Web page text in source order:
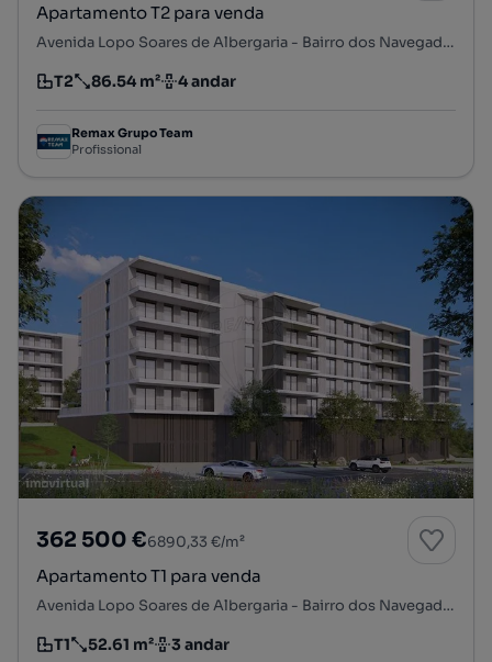
Apartamento T2 para venda
Avenida Lopo Soares de Albergaria - Bairro dos Navegadores, Porto Salvo, Oeiras, Lisboa
Tipologia
T2
Preço por metro quadrado
86.54 m²
Andar 4 andar
Remax Grupo Team
Profissional
362 500 €6890,33 €/m²
Apartamento T1 para venda
Avenida Lopo Soares de Albergaria - Bairro dos Navegadores, Porto Salvo, Oeiras, Lisboa
Tipologia
T1
Preço por metro quadrado
52.61 m²
Andar 3 andar